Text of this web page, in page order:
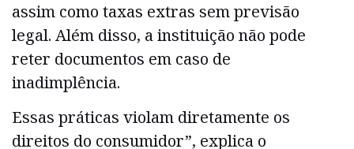
assim como taxas extras sem previsão
legal. Além disso, a instituição não pode
reter documentos em caso de
inadimplência.
Essas práticas violam diretamente os
direitos do consumidor”, explica o